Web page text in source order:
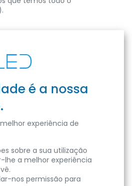
é a nossa
experiência de
sobre a sua utilização
lhe a melhor experiência
nos permissão para